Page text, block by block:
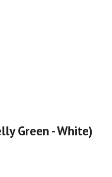
Green - White)